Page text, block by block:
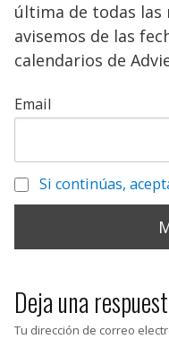
última de todas las
avisemos de las
calendarios de
Email
Si continúas,
Deja una
Tu dirección de correo